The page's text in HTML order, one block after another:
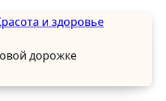
и здоровье
дорожке